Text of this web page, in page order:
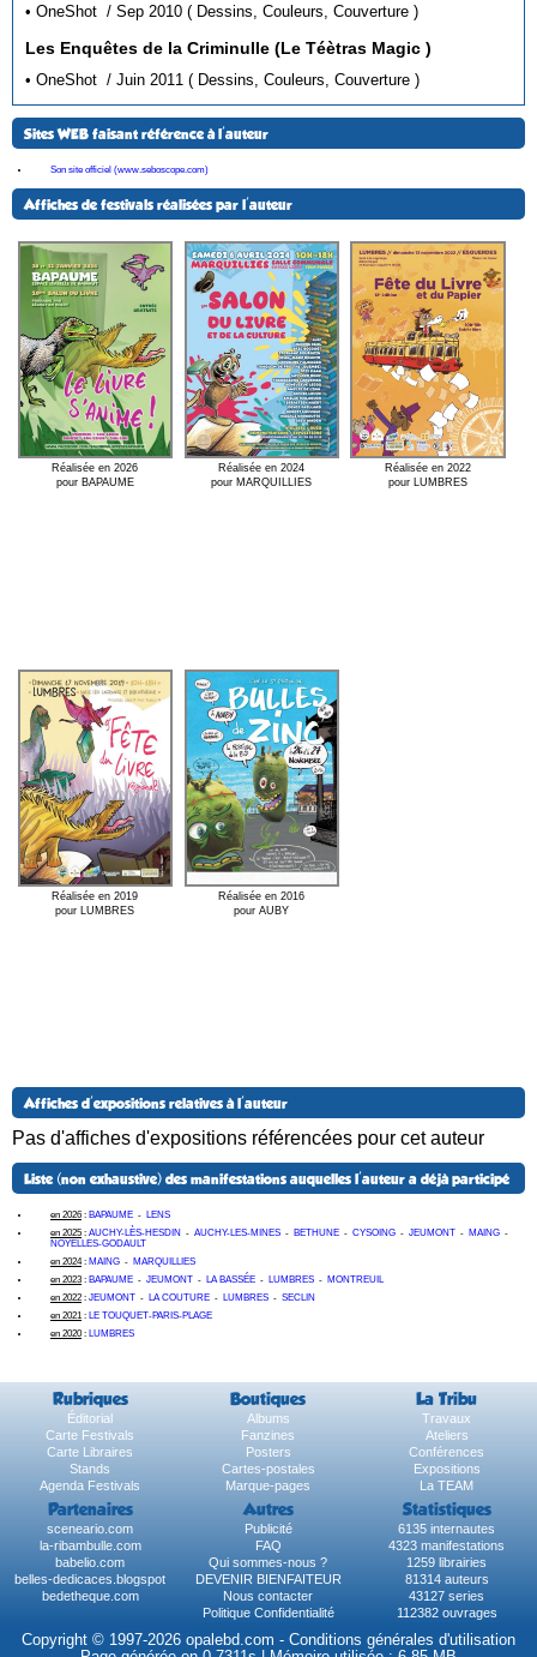
• OneShot / Sep 2010 ( Dessins, Couleurs, Couverture )
Les Enquêtes de la Criminulle (Le Téètras Magic )
• OneShot / Juin 2011 ( Dessins, Couleurs, Couverture )
Sites WEB faisant référence à l'auteur
Son site officiel (www.seboscope.com)
Affiches de festivals réalisées par l'auteur
Réalisée en 2026
pour BAPAUME
Réalisée en 2024
pour MARQUILLIES
Réalisée en 2022
pour LUMBRES
Réalisée en 2019
pour LUMBRES
Réalisée en 2016
pour AUBY
Affiches d'expositions relatives à l'auteur
Pas d'affiches d'expositions référencées pour cet auteur
Liste (non exhaustive) des manifestations auquelles l'auteur a déjà participé
en 2026 : BAPAUME - LENS
en 2025 : AUCHY-LÈS-HESDIN - AUCHY-LES-MINES - BETHUNE - CYSOING - JEUMONT - MAING -
NOYELLES-GODAULT
en 2024: MAING - MARQUILLIES
en 2023 : BAPAUME - JEUMONT - LA BASSÉE - LUMBRES - MONTREUIL
en 2022 : JEUMONT - LA COUTURE - LUMBRES - SECLIN
en 2021 : LE TOUQUET-PARIS-PLAGE
en 2020: LUMBRES
Rubriques Boutiques La Tribu
Éditorial Albums
Travaux
Carte Festivals
Fanzines
Ateliers
Carte Libraires
Posters
Conférences
Stands
Cartes-postales
Expositions
Agenda Festivals
Marque-pages La TEAM
Partenaires Autres Statistiques
sceneario.com Publicité
6135 internautes
la-ribambulle.com
FAQ
4323 manifestations
babelio.com
Qui sommes-nous ?
1259 librairies
belles-dedicaces.blogspot
DEVENIR BIENFAITEUR
81314 auteurs
bedetheque.com
Nous contacter
43127 series
Politique Confidentialité
112382 ouvrages
Copyright © 1997-2026 opalebd.com - Conditions générales d'utilisation